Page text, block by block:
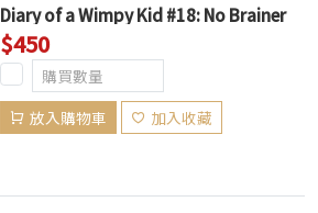
Diary of a Wimpy Kid #18: No Brainer
$450
放入購物車 加入收藏